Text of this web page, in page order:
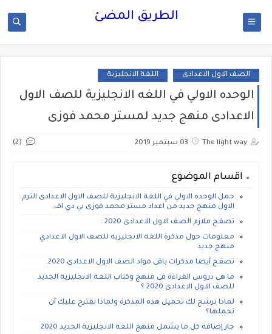
الطريق المضئ
الصف الاول الاعدادى اللغة الانجليزية
الوحده الاولي في اللغه الانجليزية للصف الاول
الاعدادى منهج جديد لمستر محمد فوزى
The light way 03 سبتمبر 2019 (2)
اقسام الموضوع
حمل الوحده الاولي في اللغة الانجليزية للصف الاول الاعدادى الترم
الاول منهج جديد من اعداد مستر محمد فوزى بي دي اف.
تصفح ملازم الصف الاول الاعدادى 2020 .
معلومات حول مذكرة اللغه الانجليزيه للصف الاول الاعدادي
منهج جديد
تصفح أيضا مذكرات باقى مواد الصف الاول الاعدادى 2020.
ما هى دروس القراءة فى منهج وكتاب اللغة الانجليزية الجديد
للصف الاول الاعدادى 2020 ؟
لماذا نرشح لك تحميل هذه المذكرة ولماذا نقترح عليك أن
تحملها؟
جار إضافة كل ما يشمل منهج اللغة الانجليزية الجديد 2020